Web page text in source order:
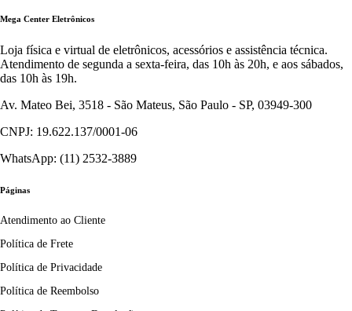
Mega Center Eletrônicos
Loja física e virtual de eletrônicos, acessórios e assistência técnica.
Atendimento de segunda a sexta-feira, das 10h às 20h, e aos sábados,
das 10h às 19h.
Av. Mateo Bei, 3518 - São Mateus, São Paulo - SP, 03949-300
CNPJ: 19.622.137/0001-06
WhatsApp: (11) 2532-3889
Páginas
Atendimento ao Cliente
Política de Frete
Política de Privacidade
Política de Reembolso